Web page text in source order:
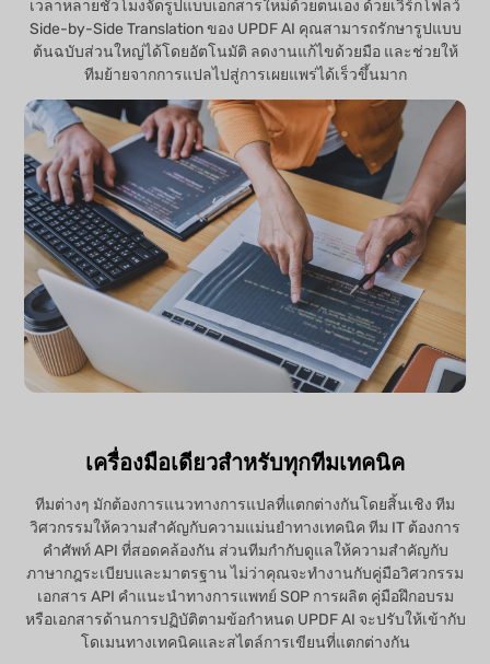
เวลาหลายชั่วโมงจัดรูปแบบเอกสารใหม่ด้วยตนเอง ด้วยเวิร์กโฟลว์
Side-by-Side Translation ของ UPDF AI คุณสามารถรักษารูปแบบ
ต้นฉบับส่วนใหญ่ได้โดยอัตโนมัติ ลดงานแก้ไขด้วยมือ และช่วยให้
ทีมย้ายจากการแปลไปสู่การเผยแพร่ได้เร็วขึ้นมาก
เครื่องมือเดียวสำหรับทุกทีมเทคนิค
ทีมต่างๆ มักต้องการแนวทางการแปลที่แตกต่างกันโดยสิ้นเชิง ทีม
วิศวกรรมให้ความสำคัญกับความแม่นยำทางเทคนิค ทีม IT ต้องการ
คำศัพท์ API ที่สอดคล้องกัน ส่วนทีมกำกับดูแลให้ความสำคัญกับ
ภาษากฎระเบียบและมาตรฐาน ไม่ว่าคุณจะทำงานกับคู่มือวิศวกรรม
เอกสาร API คำแนะนำทางการแพทย์ SOP การผลิต คู่มือฝึกอบรม
หรือเอกสารด้านการปฏิบัติตามข้อกำหนด UPDF AI จะปรับให้เข้ากับ
โดเมนทางเทคนิคและสไตล์การเขียนที่แตกต่างกัน